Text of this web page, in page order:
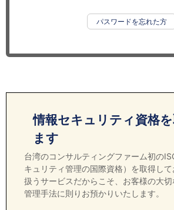
パスワードを忘れた方
情報セキュリティ資格
ます
台湾のコンサルティングファーム初の
キュリティ管理の国際資格）を取得し
扱うサービスだからこそ、お客様の大
管理手法に則りお預かりいたします。